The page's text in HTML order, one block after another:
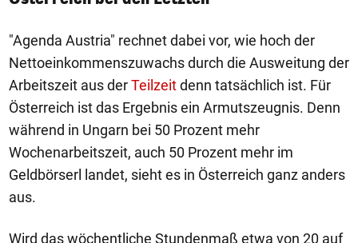
"Agenda Austria" rechnet dabei vor, wie hoch der
Nettoeinkommenszuwachs durch die Ausweitung der
Arbeitszeit aus derTeilzeitdenn tatsächlich ist. Für
Österreich ist das Ergebnis ein Armutszeugnis. Denn
während in Ungarn bei 50 Prozent mehr
Wochenarbeitszeit, auch 50 Prozent mehr im
Geldbörserl landet, sieht es in Österreich ganz anders
aus.
Wird das wöchentliche Stundenmaß etwa von 20 auf